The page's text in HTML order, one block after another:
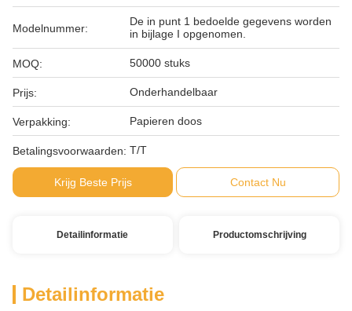
Modelnummer:
De in punt 1 bedoelde gegevens worden
in bijlage I opgenomen.
MOQ: 50000 stuks
Prijs: Onderhandelbaar
Verpakking: Papieren doos
Betalingsvoorwaarden: T/T
Krijg Beste Prijs Contact Nu
Detailinformatie Productomschrijving
Detailinformatie